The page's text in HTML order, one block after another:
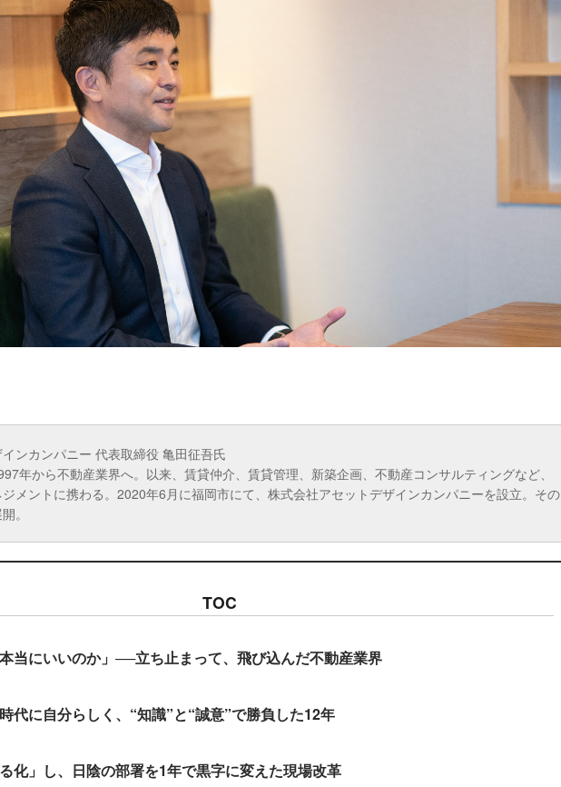
ンカンパニー 代表取締役 亀田征吾氏
年から不動産業界へ。以来、賃貸仲介、賃貸管理、新築企画、不動産コンサルティングなど、
メントに携わる。2020年6月に福岡市にて、株式会社アセットデザインカンパニーを設立。その
。
TOC
本当にいいのか」──立ち止まって、飛び込んだ不動産業界
代に自分らしく、“知識”と“誠意”で勝負した12年
る化」し、日陰の部署を1年で黒字に変えた現場改革